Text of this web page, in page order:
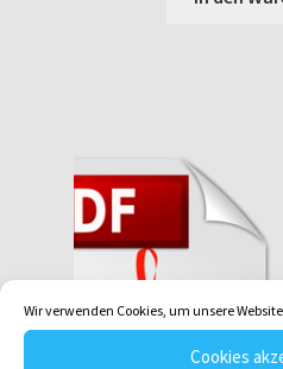
Wir verwenden Cookies, um unsere
Cookies